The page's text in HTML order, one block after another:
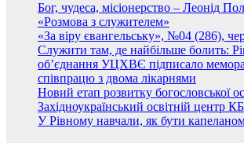
Бог, чудеса, місіонерство – Леонід
«Розмова з служителем»
«За віру євангельську», №04 (286),
Служити там, де найбільше болить:
об’єднання УЦХВЄ підписало
співпрацю з двома лікарнями
Новий етап розвитку богословської
Західноукраїнський освітній центр
У Рівному навчали, як бути